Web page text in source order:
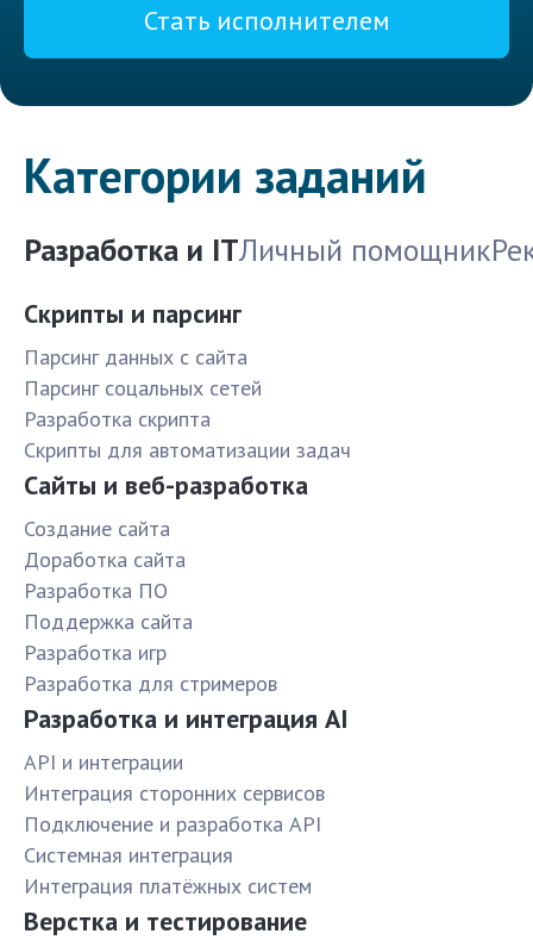
Стать исполнителем
Категории заданий
Разработка и ITЛичный помощник
Скрипты и парсинг
Парсинг данных с сайта
Парсинг соцальных сетей
Разработка скрипта
Скрипты для автоматизации задач
Сайты и веб-разработка
Создание сайта
Доработка сайта
Разработка ПО
Поддержка сайта
Разработка игр
Разработка для стримеров
Разработка и интеграция AI
API и интеграции
Интеграция сторонних сервисов
Подключение и разработка API
Системная интеграция
Интеграция платёжных систем
Верстка и тестирование